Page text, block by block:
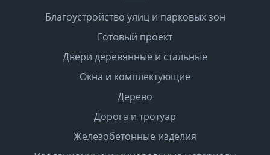
Благоустройство улиц и парковых зон
Готовый проект
Двери деревянные и стальные
Окна и комплектующие
Дерево
Дорога и тротуар
Железобетонные изделия